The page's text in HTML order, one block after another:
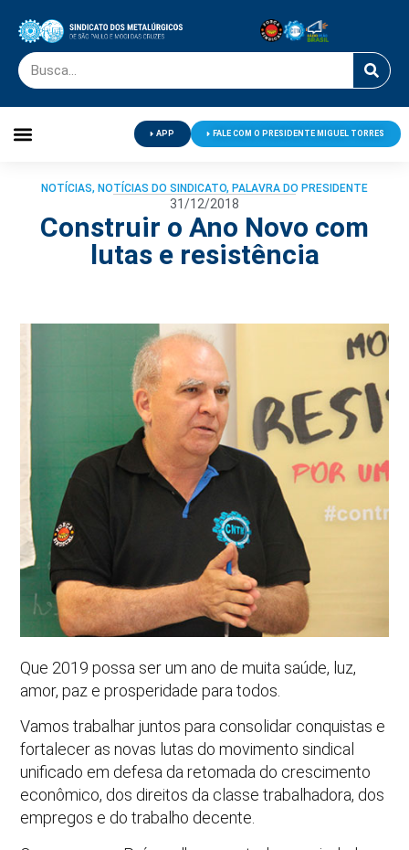
APP FALE COM O PRESIDENTE MIGUEL TORRES
NOTÍCIAS, NOTÍCIAS DO SINDICATO, PALAVRA DO PRESIDENTE
31/12/2018
Construir o Ano Novo com
lutas e resistência
Que 2019 possa ser um ano de muita saúde, luz,
amor, paz e prosperidade para todos.
Vamos trabalhar juntos para consolidar conquistas e
fortalecer as novas lutas do movimento sindical
unificado em defesa da retomada do crescimento
econômico, dos direitos da classe trabalhadora, dos
empregos e do trabalho decente.